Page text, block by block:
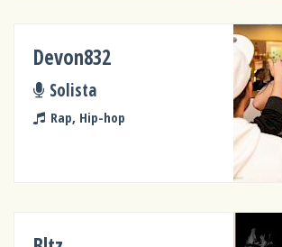
Devon832
Solista
Rap, Hip-hop